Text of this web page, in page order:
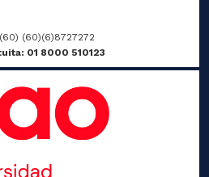
(60)(6)8727272
01 8000 510123